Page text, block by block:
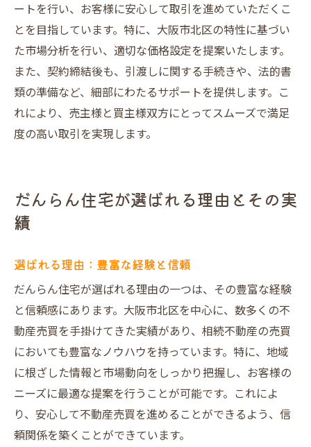
ートを行い、お客様に安心して取引を進めていただくこ
とを目指しています。特に、大阪市北区の特性に基づい
た市場分析を行い、適切な価格設定を提案いたします。
また、契約締結後も、引渡しに関する手続きや、法的書
類の準備など、細部にわたるサポートを提供します。こ
れにより、売主様と買主様双方にとってスムーズで満足
度の高い取引を実現します。
だんらん住宅が選ばれる理由とその実
績
選ばれる理由：豊富な経験と信頼
だんらん住宅が選ばれる理由の一つは、その豊富な経験
と信頼感にあります。大阪市北区を中心に、数多くの不
動産売買を手掛けてきた実績があり、相続不動産の売買
においても豊富なノウハウを持っています。特に、地域
に根ざした情報と市場動向をしっかり把握し、お客様の
ニーズに最適な提案を行うことが可能です。これによ
り、安心して不動産売買を進めることができるよう、信
頼関係を築くことができています。